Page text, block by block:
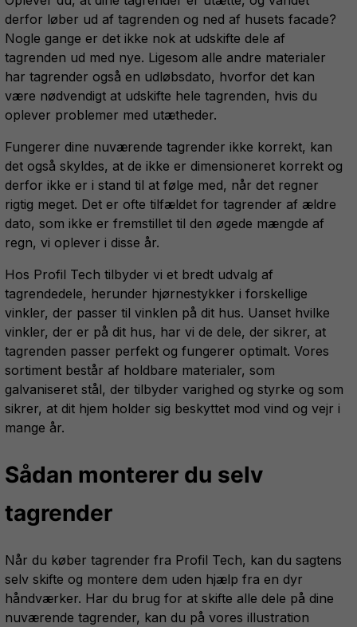
varesiden
derfor løber ud af tagrenden og ned af husets facade?
Nogle gange er det ikke nok at udskifte dele af
tagrenden ud med nye. Ligesom alle andre materialer
har tagrender også en udløbsdato, hvorfor det kan
være nødvendigt at udskifte hele tagrenden, hvis du
oplever problemer med utætheder.
Fungerer dine nuværende tagrender ikke korrekt, kan
det også skyldes, at de ikke er dimensioneret korrekt og
derfor ikke er i stand til at følge med, når det regner
rigtig meget. Det er ofte tilfældet for tagrender af ældre
dato, som ikke er fremstillet til den øgede mængde af
regn, vi oplever i disse år.
Hos Profil Tech tilbyder vi et bredt udvalg af
tagrendedele, herunder hjørnestykker i forskellige
vinkler, der passer til vinklen på dit hus. Uanset hvilke
vinkler, der er på dit hus, har vi de dele, der sikrer, at
tagrenden passer perfekt og fungerer optimalt. Vores
sortiment består af holdbare materialer, som
galvaniseret stål, der tilbyder varighed og styrke og som
sikrer, at dit hjem holder sig beskyttet mod vind og vejr i
mange år.
Sådan monterer du selv
tagrender
Når du køber tagrender fra Profil Tech, kan du sagtens
selv skifte og montere dem uden hjælp fra en dyr
håndværker. Har du brug for at skifte alle dele på dine
nuværende tagrender, kan du på vores illustration